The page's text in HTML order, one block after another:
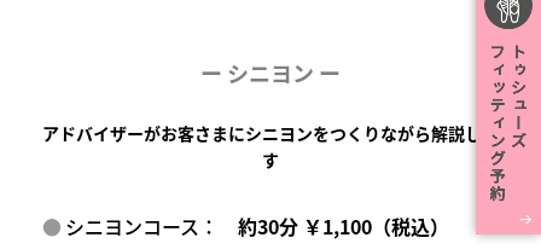
ー シニヨン ー
アドバイザーがお客さまにシニヨンをつくりながら解説しま
す
シニヨンコース：約30分 ￥1,100（税込）